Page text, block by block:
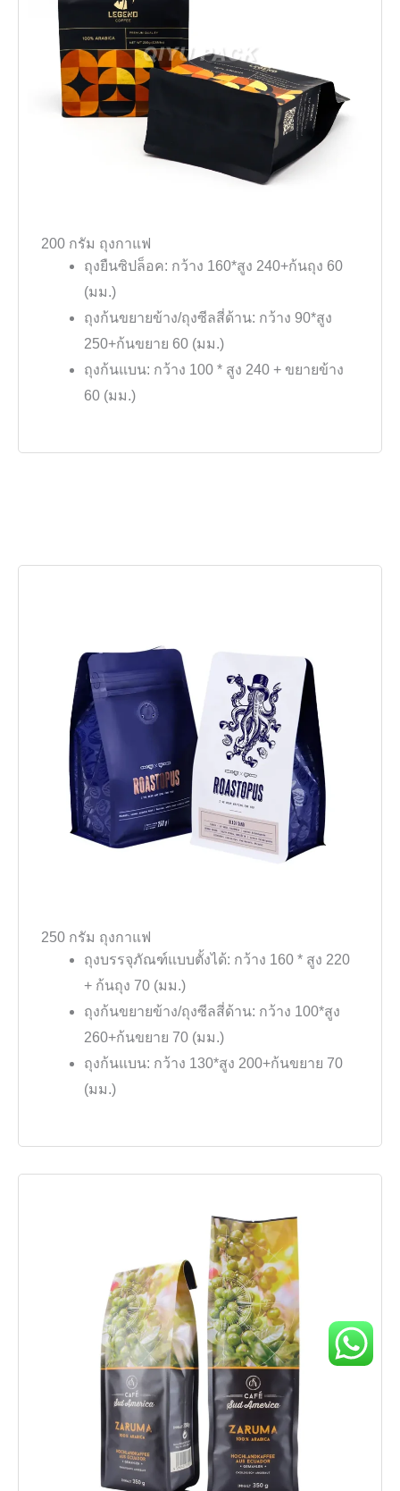
200 กรัม ถุงกาแฟ
ถุงยืนซิปล็อค: กว้าง 160*สูง 240+ก้นถุง 60
(มม.)
ถุงก้นขยายข้าง/ถุงซีลสี่ด้าน: กว้าง 90*สูง
250+ก้นขยาย 60 (มม.)
ถุงก้นแบน: กว้าง 100 * สูง 240 + ขยายข้าง
60 (มม.)
250 กรัม ถุงกาแฟ
ถุงบรรจุภัณฑ์แบบตั้งได้: กว้าง 160 * สูง 220
+ ก้นถุง 70 (มม.)
ถุงก้นขยายข้าง/ถุงซีลสี่ด้าน: กว้าง 100*สูง
260+ก้นขยาย 70 (มม.)
ถุงก้นแบน: กว้าง 130*สูง 200+ก้นขยาย 70
(มม.)